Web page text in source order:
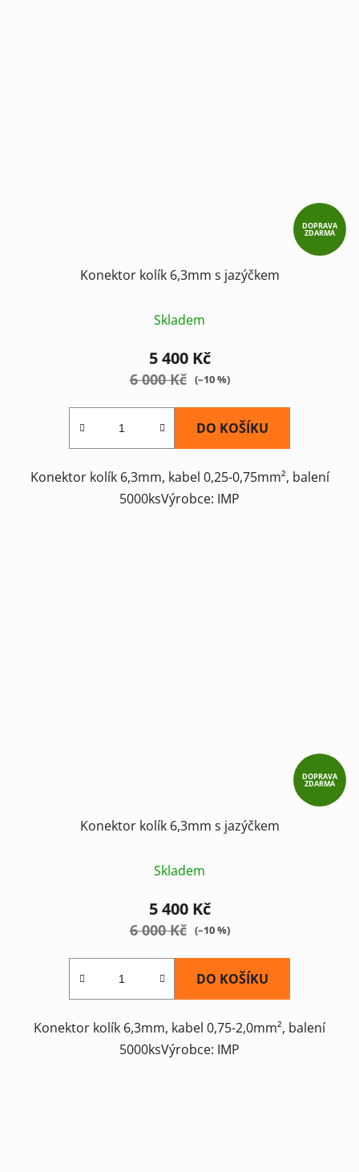
DOPRAVA
ZDARMA
Konektor kolík 6,3mm s jazýčkem
Skladem
5 400 Kč
6 000 Kč (–10 %)
DO KOŠÍKU
Konektor kolík 6,3mm, kabel 0,25-0,75mm², balení
5000ksVýrobce: IMP
DOPRAVA
ZDARMA
Konektor kolík 6,3mm s jazýčkem
Skladem
5 400 Kč
6 000 Kč (–10 %)
DO KOŠÍKU
Konektor kolík 6,3mm, kabel 0,75-2,0mm², balení
5000ksVýrobce: IMP